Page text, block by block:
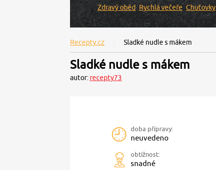
Zdravý oběd Rychlá večeře Chuťovky
Recepty.cz Sladké nudle s mákem
Sladké nudle s mákem
autor: recepty73
doba přípravy:
neuvedeno
obtížnost:
snadné